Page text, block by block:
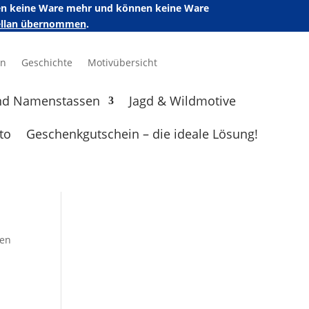
keine Ware mehr und können keine Ware
übernommen.
Geschichte Motivübersicht
Namenstassen
Jagd & Wildmotive
Geschenkgutschein – die ideale Lösung!